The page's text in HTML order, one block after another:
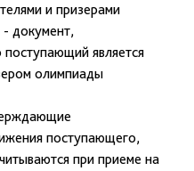
и призерами
документ,
является
олимпиады
поступающего,
при приеме на